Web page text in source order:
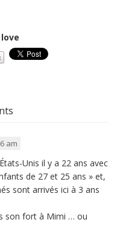
am
Unis il y a 22 ans avec
de 27 et 25 ans » et,
sont arrivés ici à 3 ans
son fort à Mimi … ou